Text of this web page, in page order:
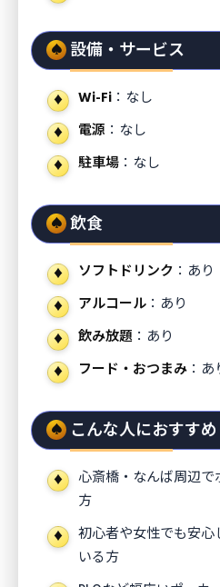
設備・サービス
Wi-Fi ：なし
電源 ：なし
駐車場 ：なし
飲食
ソフトドリンク ：あり
アルコール ：あり
飲み放題 ：あり
フード・おつまみ ：あ
こんな人におすすめ
心斎橋・なんば周辺
方
初心者や女性でも安
いる方